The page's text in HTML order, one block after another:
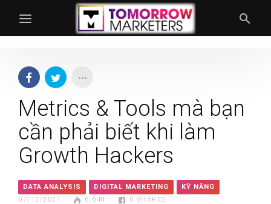
Metrics & Tools mà bạn
cần phải biết khi làm
Growth Hackers
DATA ANALYSIS DIGITAL MARKETING
KỸ NĂNG
07/12/2021
6.648 0 SHARES